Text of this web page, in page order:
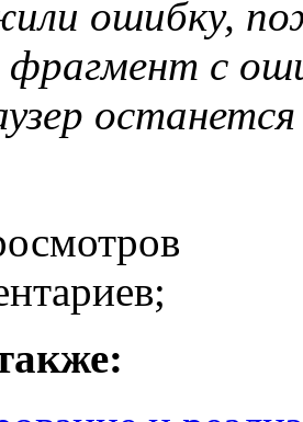
ошибку,
фрагмент с